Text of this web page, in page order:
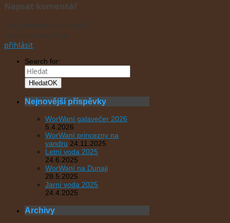
Napsat komentář
přihlásit
Search for:
HledatOK
Nejnovější příspěvky
WorWaní galavečer 2026
5.4.2026
WorWaní princezny na
vandru 24.11.2025
Letní voda 2025
24.6.2025
WorWaní na Dunaji
28.5.2025
Jarní voda 2025
24.4.2025
Archivy